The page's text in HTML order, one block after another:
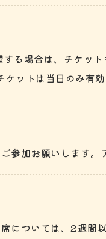
る場合は、チケッ
ットは当日のみ有
参加お願いします。
については、2週間